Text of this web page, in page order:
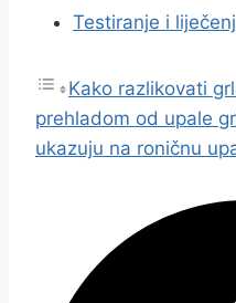
Testiranje i
Kako razlikovati
prehladom od upale
ukazuju na roničnu